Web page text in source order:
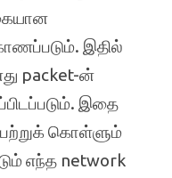
இதில்
packet-ன்
இதை
கொள்ளும்
எந்த network